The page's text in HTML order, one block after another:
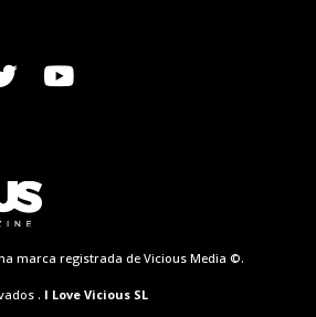
marca registrada de Vicious Media ©.
. I Love Vicious SL